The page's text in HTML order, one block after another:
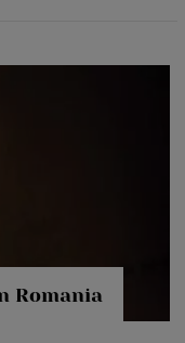
Romania